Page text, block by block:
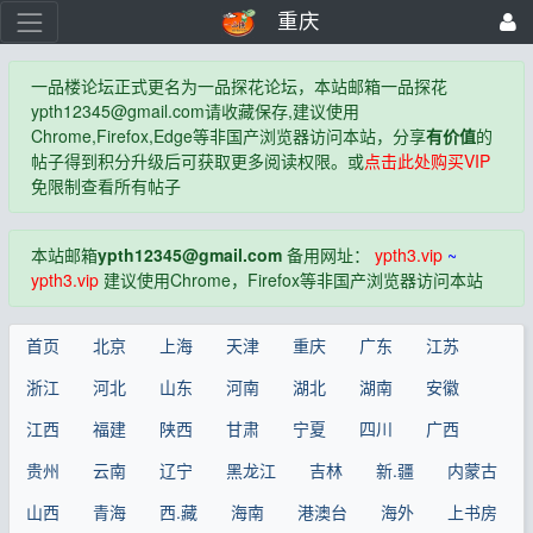
重庆
一品楼论坛正式更名为一品探花论坛，本站邮箱一品探花
ypth12345@gmail.com请收藏保存,建议使用
Chrome,Firefox,Edge等非国产浏览器访问本站，分享有价值的
帖子得到积分升级后可获取更多阅读权限。或点击此处购买VIP
免限制查看所有帖子
本站邮箱ypth12345@gmail.com备用网址： ypth3.vip~
ypth3.vip建议使用Chrome，Firefox等非国产浏览器访问本站
首页 北京 上海 天津 重庆 广东
江苏
浙江
河北 山东 河南 湖北 湖南
安徽
江西
福建 陕西 甘肃 宁夏 四川
广西
贵州
云南 辽宁 黑龙江 吉林 新.疆
内蒙古
山西
青海 西.藏 海南 港澳台 海外
上书房